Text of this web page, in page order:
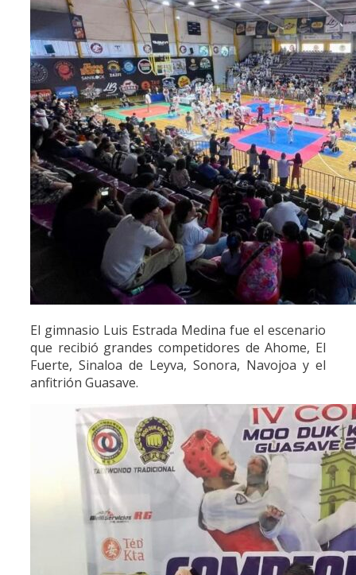
El gimnasio Luis Estrada Medina fue el escenario
que recibió grandes competidores de Ahome, El
Fuerte, Sinaloa de Leyva, Sonora, Navojoa y el
anfitrión Guasave.